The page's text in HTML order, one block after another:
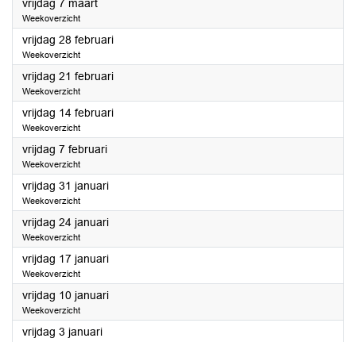
vrijdag 7 maart
Weekoverzicht
vrijdag 28 februari2025
Weekoverzicht
vrijdag 21 februari2025
Weekoverzicht
vrijdag 14 februari2025
Weekoverzicht
vrijdag 7 februari2025
Weekoverzicht
vrijdag 31 januari2025
Weekoverzicht
vrijdag 24 januari2025
Weekoverzicht
vrijdag 17 januari2025
Weekoverzicht
vrijdag 10 januari2025
Weekoverzicht
vrijdag 3 januari2025